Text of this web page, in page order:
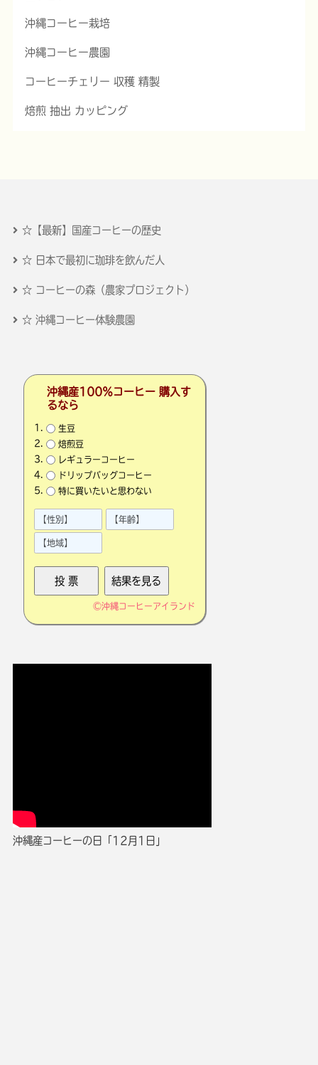
沖縄コーヒー栽培
沖縄コーヒー農園
コーヒーチェリー 収穫 精製
焙煎 抽出 カッピング
☆【最新】国産コーヒーの歴史
☆ 日本で最初に珈琲を飲んだ人
☆ コーヒーの森（農家プロジェクト）
☆ 沖縄コーヒー体験農園
沖縄産100％コーヒー 購入す
るなら
生豆
焙煎豆
レギュラーコーヒー
ドリップバッグコーヒー
特に買いたいと思わない
©沖縄コーヒーアイランド
沖縄産コーヒーの日「12月1日」